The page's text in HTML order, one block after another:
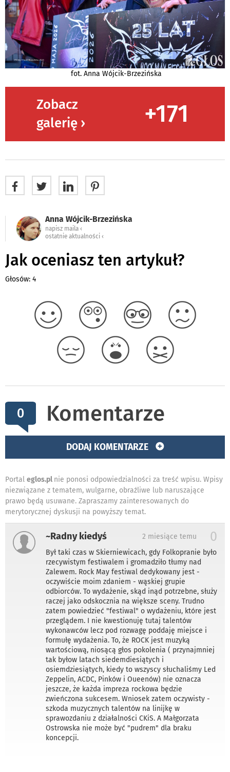
fot. Anna Wójcik-Brzezińska
Zobacz
galerię ›
+171
Anna Wójcik-Brzezińska
napisz maila ‹
ostatnie aktualności ‹
Jak oceniasz ten artykuł?
Głosów: 4
0 Komentarze
DODAJ KOMENTARZE
Portal eglos.pl nie ponosi odpowiedzialności za treść wpisu. Wpisy
niezwiązane z tematem, wulgarne, obraźliwe lub naruszające
prawo będą usuwane. Zapraszamy zainteresowanych do
merytorycznej dyskusji na powyższy temat.
~Radny kiedyś 0
2 miesiące temu
Był taki czas w Skierniewicach, gdy Folkopranie było
rzecywistym festiwalem i gromadziło tłumy nad
Zalewem. Rock May festiwal dedykowany jest -
oczywiście moim zdaniem - wąskiej grupie
odbiorców. To wydażenie, skąd inąd potrzebne, służy
raczej jako odskocznia na większe sceny. Trudno
zatem powiedzieć "festiwal" o wydażeniu, które jest
przeglądem. I nie kwestionuję tutaj talentów
wykonawców lecz pod rozwagę poddaję miejsce i
formułę wydażenia. To, że ROCK jest muzyką
wartościową, niosącą głos pokolenia ( przynajmniej
tak byłow latach siedemdiesiątych i
osiemdziesiątych, kiedy to wszyscy słuchaliśmy Led
Zeppelin, ACDC, Pinków i Oueenów) nie oznacza
jeszcze, że każda impreza rockowa będzie
zwieńczona sukcesem. Wniosek zatem oczywisty -
szkoda muzycznych talentów na linijkę w
sprawozdaniu z działalności CKiS. A Małgorzata
Ostrowska nie może być "pudrem" dla braku
koncepcji.